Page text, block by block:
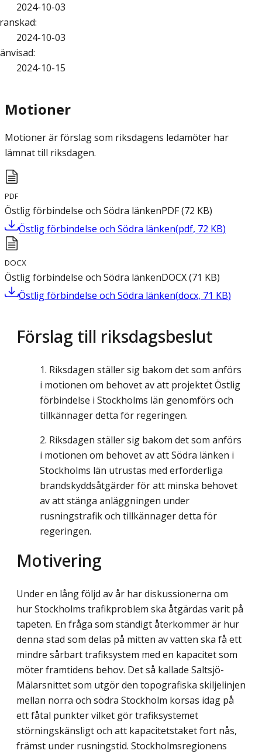
2024-10-03
:
2024-10-03
:
2024-10-15
Motioner
Motioner är förslag som riksdagens ledamöter har
lämnat till riksdagen.
PDF
Östlig förbindelse och Södra länkenPDF(72 KB)
Östlig förbindelse och Södra länken(pdf, 72 KB)
DOCX
Östlig förbindelse och Södra länkenDOCX(71 KB)
Östlig förbindelse och Södra länken(docx, 71 KB)
Förslag till riksdagsbeslut
Riksdagen ställer sig bakom det som anförs
i motionen om behovet av att projektet Östlig
förbindelse i Stockholms län genomförs och
tillkännager detta för regeringen.
Riksdagen ställer sig bakom det som anförs
i motionen om behovet av att Södra länken i
Stockholms län utrustas med erforderliga
brandskyddsåtgärder för att minska behovet
av att stänga anläggningen under
rusningstrafik och tillkännager detta för
regeringen.
Motivering
Under en lång följd av år har diskussionerna om
hur Stockholms trafikproblem ska åtgärdas varit på
tapeten. En fråga som ständigt återkommer är hur
denna stad som delas på mitten av vatten ska få ett
mindre sårbart trafiksystem med en kapacitet som
möter framtidens behov. Det så kallade Saltsjö-
Mälarsnittet som utgör den topografiska skilje­linjen
mellan norra och södra Stockholm korsas idag på
ett fåtal punkter vilket gör trafiksystemet
störningskänsligt och att kapacitetstaket fort nås,
främst under rusnings­tid. Stockholmsregionens